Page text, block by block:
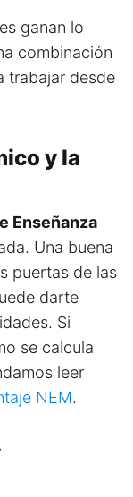
ganan lo
combinación
trabajar desde
y la
Enseñanza
Una buena
puertas de las
darte
Si
se calcula
leer
NEM.